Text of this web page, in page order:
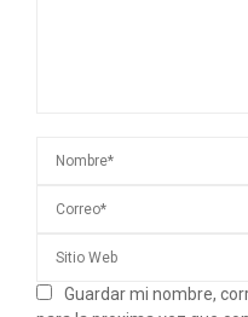
Guardar mi nombre,